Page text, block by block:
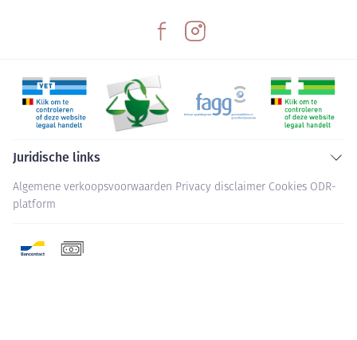
Juridische links
Algemene verkoopsvoorwaarden Privacy disclaimer Cookies ODR-
platform